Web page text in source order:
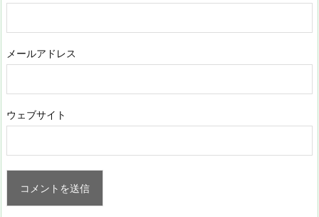
メールアドレス
ウェブサイト